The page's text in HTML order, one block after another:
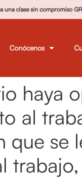
una clase sin compromiso
Conócenos
haya
al
que